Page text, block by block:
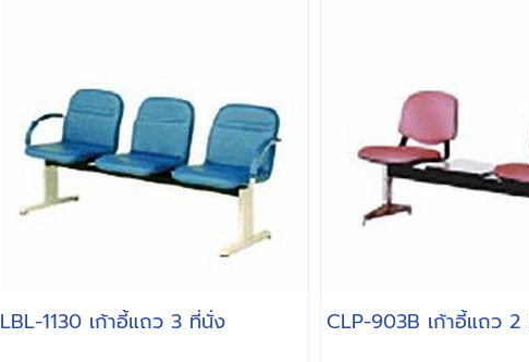
LBL-1130 เก้าอี้แถว 3 ที่นั่ง CLP-903B เก้าอี้แถว